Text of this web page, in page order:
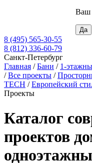
Ваш
8 (495) 565-30-55
8 (812) 336-60-79
Санкт-Петербург
Главная /Бани / 1-
/Все проекты /
TECH /Европейский
Проекты
Каталог
проектов